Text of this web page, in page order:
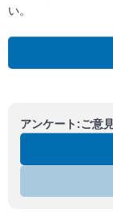
い。
アンケート:ご意